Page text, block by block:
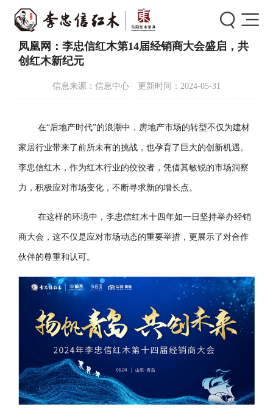
首页 新闻中心 > 新闻详情
凤凰网：李忠信红木第14届经销商大会盛启，共
创红木新纪元
信息来源：信息中心 更新时间：2024-05-31
在“后地产时代”的浪潮中，房地产市场的转型不仅为建材
家居行业带来了前所未有的挑战，也孕育了巨大的创新机遇。
李忠信红木，作为红木行业的佼佼者，凭借其敏锐的市场洞察
力，积极应对市场变化，不断寻求新的增长点。
在这样的环境中，李忠信红木十四年如一日坚持举办经销
商大会，这不仅是应对市场动态的重要举措，更展示了对合作
伙伴的尊重和认可。